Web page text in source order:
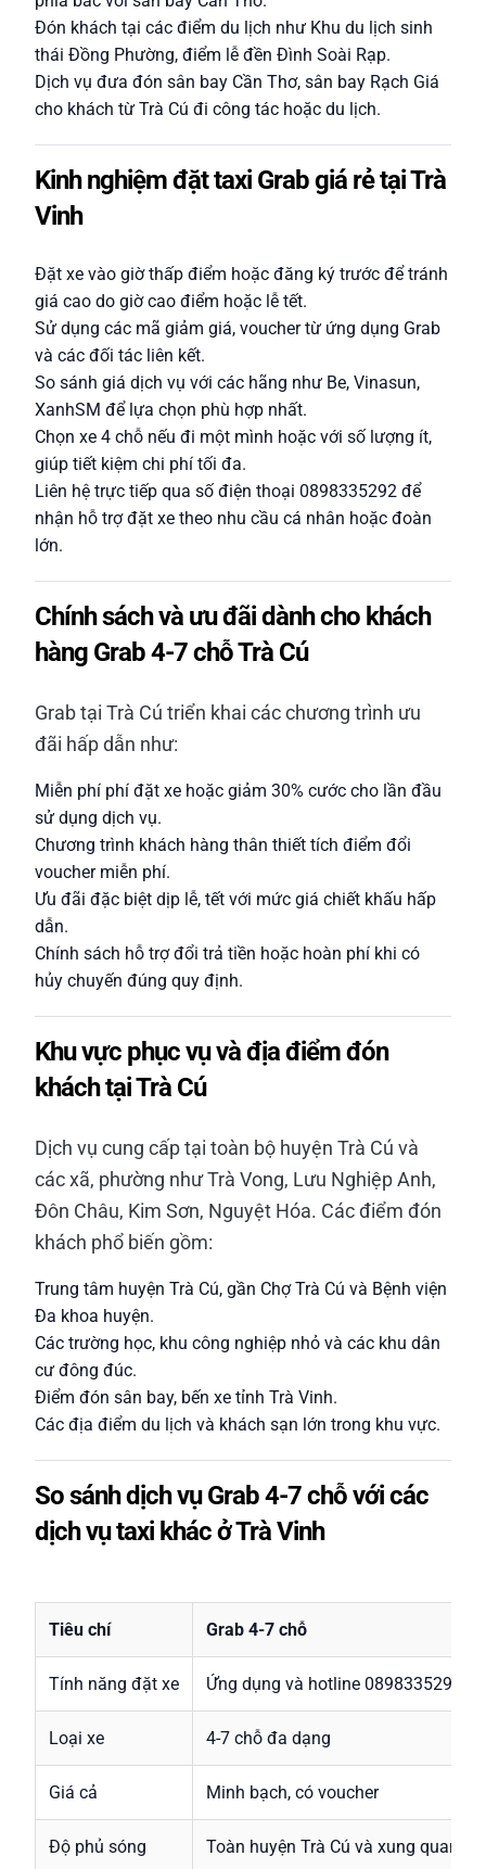
Đón khách tại các điểm du lịch như Khu du lịch sinh
thái Đồng Phường, điểm lễ đền Đình Soài Rạp.
Dịch vụ đưa đón sân bay Cần Thơ, sân bay Rạch Giá
cho khách từ Trà Cú đi công tác hoặc du lịch.
Kinh nghiệm đặt taxi Grab giá rẻ tại Trà
Vinh
Đặt xe vào giờ thấp điểm hoặc đăng ký trước để tránh
giá cao do giờ cao điểm hoặc lễ tết.
Sử dụng các mã giảm giá, voucher từ ứng dụng Grab
và các đối tác liên kết.
So sánh giá dịch vụ với các hãng như Be, Vinasun,
XanhSM để lựa chọn phù hợp nhất.
Chọn xe 4 chỗ nếu đi một mình hoặc với số lượng ít,
giúp tiết kiệm chi phí tối đa.
Liên hệ trực tiếp qua số điện thoại 0898335292 để
nhận hỗ trợ đặt xe theo nhu cầu cá nhân hoặc đoàn
lớn.
Chính sách và ưu đãi dành cho khách
hàng Grab 4-7 chỗ Trà Cú
Grab tại Trà Cú triển khai các chương trình ưu
đãi hấp dẫn như:
Miễn phí phí đặt xe hoặc giảm 30% cước cho lần đầu
sử dụng dịch vụ.
Chương trình khách hàng thân thiết tích điểm đổi
voucher miễn phí.
Ưu đãi đặc biệt dịp lễ, tết với mức giá chiết khấu hấp
dẫn.
Chính sách hỗ trợ đổi trả tiền hoặc hoàn phí khi có
hủy chuyến đúng quy định.
Khu vực phục vụ và địa điểm đón
khách tại Trà Cú
Dịch vụ cung cấp tại toàn bộ huyện Trà Cú và
các xã, phường như Trà Vong, Lưu Nghiệp Anh,
Đôn Châu, Kim Sơn, Nguyệt Hóa. Các điểm đón
khách phổ biến gồm:
Trung tâm huyện Trà Cú, gần Chợ Trà Cú và Bệnh viện
Đa khoa huyện.
Các trường học, khu công nghiệp nhỏ và các khu dân
cư đông đúc.
Điểm đón sân bay, bến xe tỉnh Trà Vinh.
Các địa điểm du lịch và khách sạn lớn trong khu vực.
So sánh dịch vụ Grab 4-7 chỗ với các
dịch vụ taxi khác ở Trà Vinh
Tiêu chí Grab 4-7 chỗ
Tính năng đặt xe Ứng dụng và hotline 0898335292
Loại xe 4-7 chỗ đa dạng
Giá cả Minh bạch, có voucher
Độ phủ sóng Toàn huyện Trà Cú và xung quanh